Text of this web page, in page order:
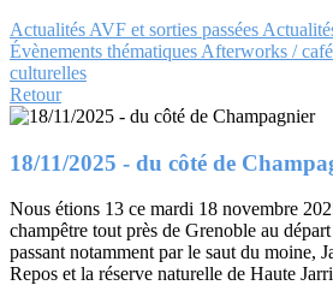
Actualités AVF et sorties passées
Évènements thématiques Afterworks /
culturelles
Retour
18/11/2025 - du côté de
Nous étions 13 ce mardi 18 novembre
champêtre tout près de Grenoble au
passant notamment par le saut du moine,
Repos et la réserve naturelle de Haute